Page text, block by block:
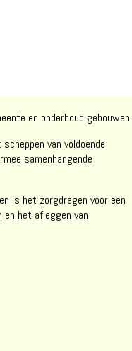
en onderhoud gebouwen.
van voldoende
samenhangende
is het zorgdragen voor een
en het afleggen van